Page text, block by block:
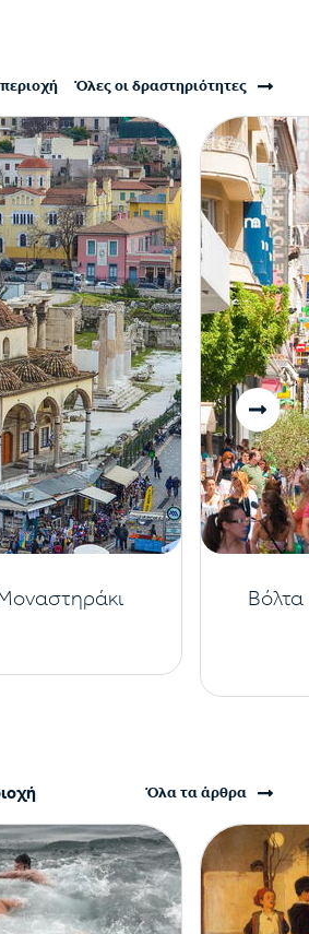
Όλες οι δραστηριότητες
Βόλτα
Όλα τα άρθρα